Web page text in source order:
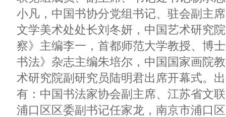
小凡，中国书协分党组书记、驻会副主
文学美术处处长刘冬妍，中国艺术研究
察》主编李一，首都师范大学教授、博
书法》杂志主编朱培尔，中国国家画院
术研究院副研究员陆明君出席开幕式。
有：中国书法家协会副主席、江苏省文
浦口区区委副书记任家龙，南京市浦口